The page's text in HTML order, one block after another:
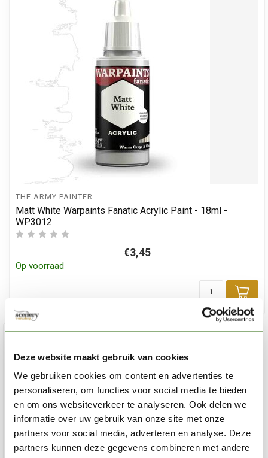
Deze website maakt gebruik van cookies
We gebruiken cookies om content en advertenties te
personaliseren, om functies voor social media te bieden
en om ons websiteverkeer te analyseren. Ook delen we
informatie over uw gebruik van onze site met onze
partners voor social media, adverteren en analyse. Deze
partners kunnen deze gegevens combineren met andere
THE ARMY PAINTER
Matt White Warpaints Fanatic Acrylic Paint - 18ml -
WP3012
€3,45
Op voorraad